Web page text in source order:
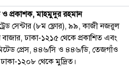
প্রকাশক, মাহমুদুর রহমান
সেন্টার (৮ম ফ্লোর), ৯৯, কাজী নজরুল
ঢাকা-১২১৫ থেকে প্রকাশিত এবং
প্রেস, ৪৪৬/সি ও ৪৪৬/ডি, তেজগাঁও
১২০৮ থেকে মুদ্রিত।